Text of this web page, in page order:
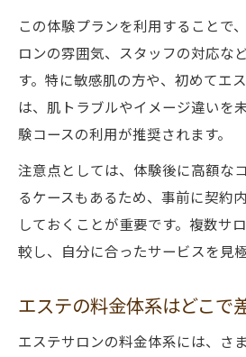
この体験プランを利用することで
ロンの雰囲気、スタッフの対応な
す。特に敏感肌の方や、初めてエ
は、肌トラブルやイメージ違いを
験コースの利用が推奨されます。
注意点としては、体験後に高額な
るケースもあるため、事前に契約
しておくことが重要です。複数サ
較し、自分に合ったサービスを見
エステの料金体系はどこで
エステサロンの料金体系には、さ